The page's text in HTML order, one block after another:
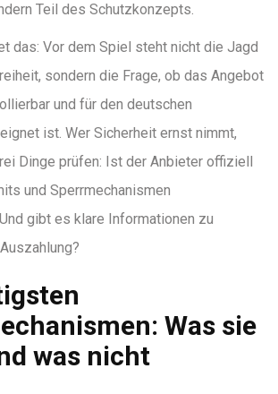
Teil des Schutzkonzepts.
das: Vor dem Spiel steht nicht die Jagd
sondern die Frage, ob das Angebot
und für den deutschen
ist. Wer Sicherheit ernst nimmt,
Dinge prüfen: Ist der Anbieter offiziell
und Sperrmechanismen
gibt es klare Informationen zu
Was sie
was nicht